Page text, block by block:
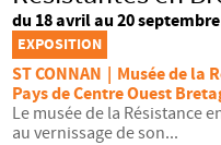
du 18 avril au 20 septembre
EXPOSITION
ST CONNAN Musée de la
Pays de Centre Ouest
Le musée de la Résistance
au vernissage de son...